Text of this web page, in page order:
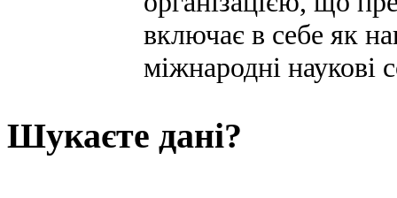
включає в себе як
міжнародні наукові
Шукаєте дані?